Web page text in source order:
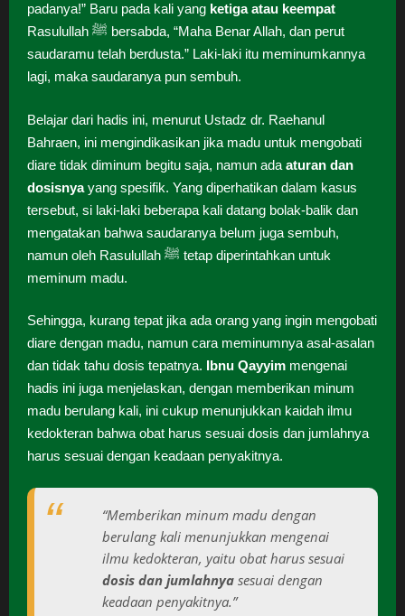
padanya!” Baru pada kali yang ketiga atau keempat
Rasulullah ﷺ bersabda, “Maha Benar Allah, dan perut
saudaramu telah berdusta.” Laki-laki itu meminumkannya
lagi, maka saudaranya pun sembuh.
Belajar dari hadis ini, menurut Ustadz dr. Raehanul
Bahraen, ini mengindikasikan jika madu untuk mengobati
diare tidak diminum begitu saja, namun ada aturan dan
dosisnyayang spesifik. Yang diperhatikan dalam kasus
tersebut, si laki-laki beberapa kali datang bolak-balik dan
mengatakan bahwa saudaranya belum juga sembuh,
namun oleh Rasulullah ﷺ tetap diperintahkan untuk
meminum madu.
Sehingga, kurang tepat jika ada orang yang ingin mengobati
diare dengan madu, namun cara meminumnya asal-asalan
dan tidak tahu dosis tepatnya. Ibnu Qayyim mengenai
hadis ini juga menjelaskan, dengan memberikan minum
madu berulang kali, ini cukup menunjukkan kaidah ilmu
kedokteran bahwa obat harus sesuai dosis dan jumlahnya
harus sesuai dengan keadaan penyakitnya.
“Memberikan minum madu dengan
berulang kali menunjukkan mengenai
ilmu kedokteran, yaitu obat harus sesuai
dosis dan jumlahnya sesuai dengan
keadaan penyakitnya.”